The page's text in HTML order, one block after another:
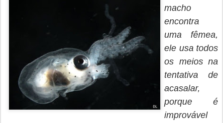
macho
encontra
uma fêmea,
ele usa todos
os meios na
tentativa de
acasalar,
porque é
improvável